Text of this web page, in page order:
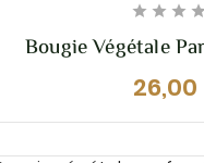
   
Bougie Végétale
Provençal 210g –